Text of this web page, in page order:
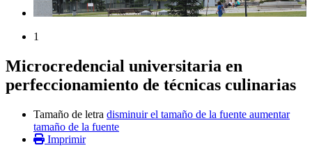
1
Microcredencial universitaria en
perfeccionamiento de técnicas culinarias
Tamaño de letra disminuir el tamaño de la fuente aumentar
tamaño de la fuente
Imprimir